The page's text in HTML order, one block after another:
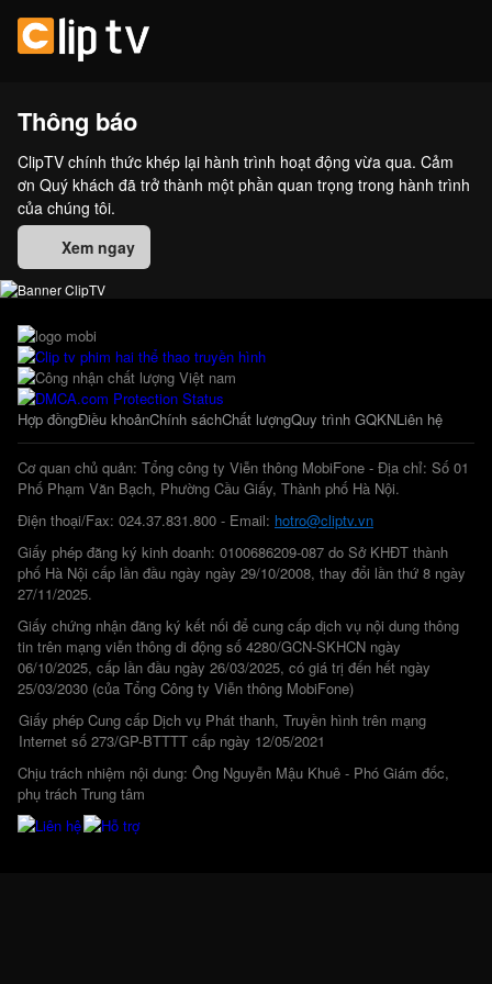
Thông báo
ClipTV chính thức khép lại hành trình hoạt động vừa qua. Cảm
ơn Quý khách đã trở thành một phần quan trọng trong hành trình
của chúng tôi.
Xem ngay
Hợp đồngĐiều khoảnChính sáchChất lượngQuy trình GQKNLiên hệ
Cơ quan chủ quản: Tổng công ty Viễn thông MobiFone - Địa chỉ: Số 01
Phố Phạm Văn Bạch, Phường Cầu Giấy, Thành phố Hà Nội.
Điện thoại/Fax: 024.37.831.800 - Email: hotro@cliptv.vn
Giấy phép đăng ký kinh doanh: 0100686209-087 do Sở KHĐT thành
phố Hà Nội cấp lần đầu ngày ngày 29/10/2008, thay đổi lần thứ 8 ngày
27/11/2025.
Giấy chứng nhận đăng ký kết nối để cung cấp dịch vụ nội dung thông
tin trên mạng viễn thông di động số 4280/GCN-SKHCN ngày
06/10/2025, cấp lần đầu ngày 26/03/2025, có giá trị đến hết ngày
25/03/2030 (của Tổng Công ty Viễn thông MobiFone)
Giấy phép Cung cấp Dịch vụ Phát thanh, Truyền hình trên mạng
Internet số 273/GP-BTTTT cấp ngày 12/05/2021
Chịu trách nhiệm nội dung: Ông Nguyễn Mậu Khuê - Phó Giám đốc,
phụ trách Trung tâm